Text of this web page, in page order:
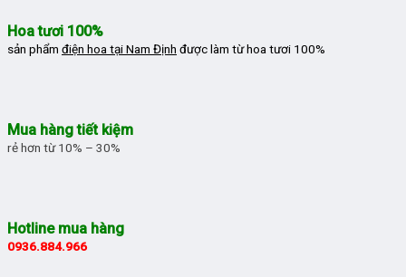
Hoa tươi 100%
sản phẩm điện hoa tại Nam Định được làm từ hoa tươi 100%
Mua hàng tiết kiệm
rẻ hơn từ 10% – 30%
Hotline mua hàng
0936.884.966